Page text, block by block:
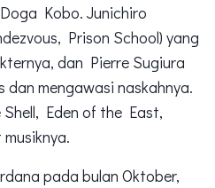
Kobo. Junichiro
Prison School) yang
dan Pierre Sugiura
dan mengawasi naskahnya.
Eden of the East,
pada bulan Oktober,